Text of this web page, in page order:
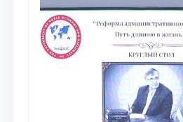
сообщества результатов
исследований в сфере
противодействия